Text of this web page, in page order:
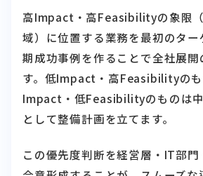
高Impact・高Feasibilityの象限
域）に位置する業務を最初のタ
期成功事例を作ることで全社展開
す。低Impact・高Feasibilityの
Impact・低Feasibilityのものは
として整備計画を立てます。
この優先度判断を経営層・IT部門